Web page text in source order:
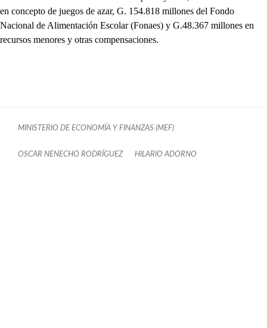
en concepto de juegos de azar, G. 154.818 millones del Fondo
Nacional de Alimentación Escolar (Fonaes) y G.48.367 millones en
recursos menores y otras compensaciones.
MINISTERIO DE ECONOMÍA Y FINANZAS (MEF)
OSCAR NENECHO RODRÍGUEZ HILARIO ADORNO